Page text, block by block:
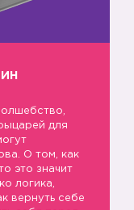
для
О том, как
это значит
логика,
вернуть себе